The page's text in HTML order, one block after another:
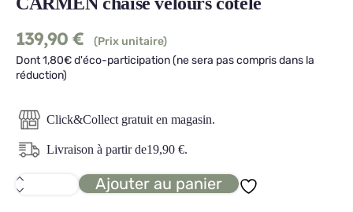
139,90 €
(Prix unitaire)
Dont 1,80€ d'éco-participation (ne sera pas compris dans la
réduction)
Click&Collect gratuit en magasin.
Livraison à partir de19,90 €.
quantité
de
Ajouter au panier